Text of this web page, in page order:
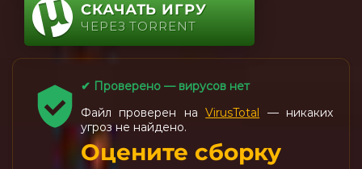
СКАЧАТЬ ИГРУ
ЧЕРЕЗ TORRENT
✔ Проверено — вирусов нет
Файл проверен наVirusTotal — никаких
угроз не найдено.
Оцените сборку